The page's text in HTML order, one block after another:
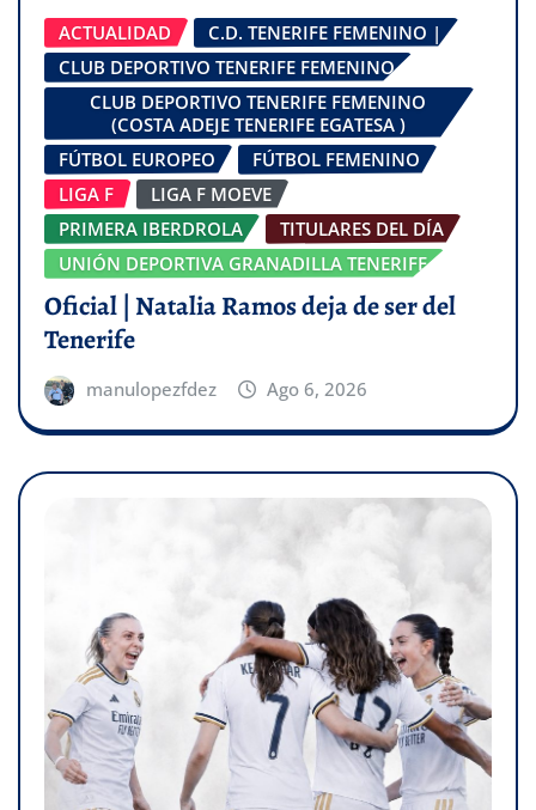
ACTUALIDAD
C.D. TENERIFE FEMENINO |
CLUB DEPORTIVO TENERIFE FEMENINO
CLUB DEPORTIVO TENERIFE FEMENINO
(COSTA ADEJE TENERIFE EGATESA )
FÚTBOL EUROPEO
FÚTBOL FEMENINO
LIGA F
LIGA F MOEVE
PRIMERA IBERDROLA
TITULARES DEL DÍA
UNIÓN DEPORTIVA GRANADILLA TENERIFE
Oficial | Natalia Ramos deja de ser del
Tenerife
manulopezfdez Ago 6, 2026